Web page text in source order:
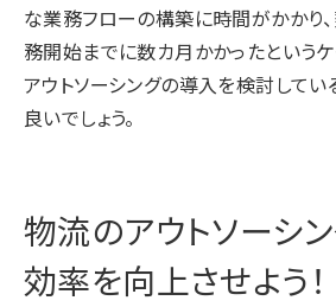
な業務フローの構築に時間がかかり
務開始までに数カ月かかったという
アウトソーシングの導入を検討してい
良いでしょう。
物流のアウトソーシ
効率を向上させよう！